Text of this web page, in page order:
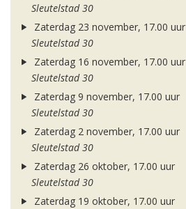
Sleutelstad 30
Zaterdag 23 november, 17.00 uur
Sleutelstad 30
Zaterdag 16 november, 17.00 uur
Sleutelstad 30
Zaterdag 9 november, 17.00 uur
Sleutelstad 30
Zaterdag 2 november, 17.00 uur
Sleutelstad 30
Zaterdag 26 oktober, 17.00 uur
Sleutelstad 30
Zaterdag 19 oktober, 17.00 uur